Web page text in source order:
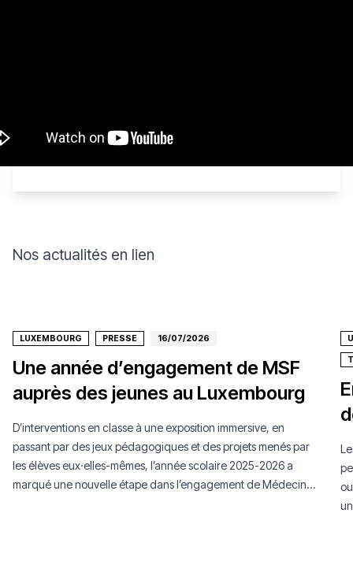
Nos actualités en lien
LUXEMBOURG PRESSE 16/07/2026
Une année d’engagement de MSF
auprès des jeunes au Luxembourg
D’interventions en classe à une exposition immersive, en
passant par des jeux pédagogiques et des projets menés par
les élèves eux·elles-mêmes, l’année scolaire 2025-2026 a
marqué une nouvelle étape dans l’engagement de Médecins